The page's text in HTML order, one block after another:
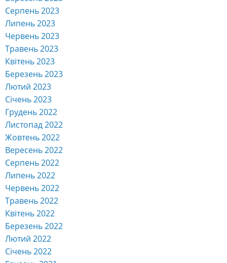
Червень 2023
Травень 2023
Квітень 2023
Березень 2023
Лютий 2023
Січень 2023
Грудень 2022
Листопад 2022
Жовтень 2022
Вересень 2022
Серпень 2022
Липень 2022
Червень 2022
Травень 2022
Квітень 2022
Березень 2022
Лютий 2022
Січень 2022
Грудень 2021
Листопад 2021
Жовтень 2021